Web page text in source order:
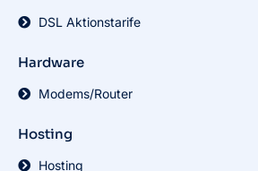
DSL Aktionstarife
Hardware
Modems/Router
Hosting
Hosting